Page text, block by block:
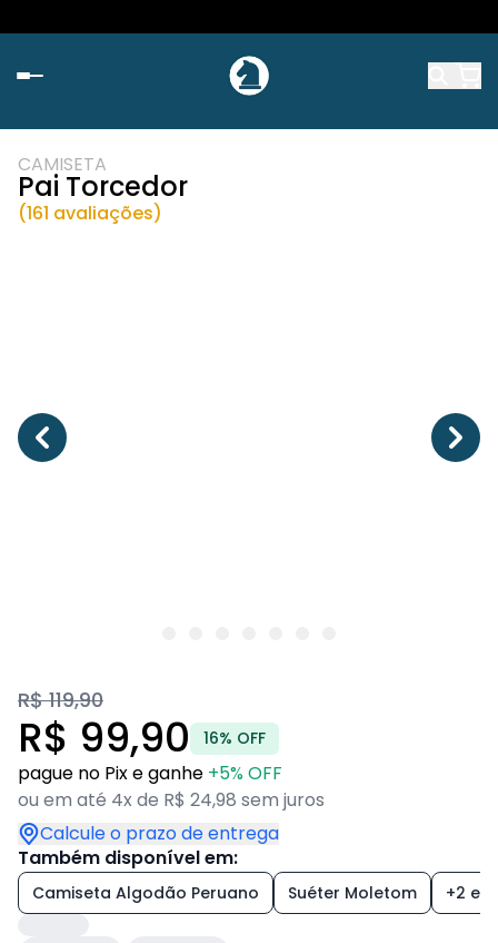
CAMISETA
Pai Torcedor
(161 avaliações)
R$ 119,90
R$ 99,90 16% OFF
pague no Pix e ganhe +5% OFF
ou em até 4x de R$ 24,98 sem juros
Calcule o prazo de entrega
Também disponível em:
Camiseta Algodão Peruano Suéter Moletom +2